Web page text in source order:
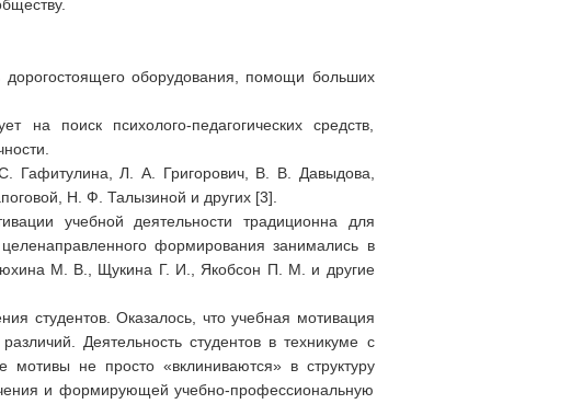
оборудования, помощи больших
поиск психолого-педагогических средств,
Л. А. Григорович, В. В. Давыдова,
Н. Ф. Талызиной и других [3].
учебной деятельности традиционна для
формирования занимались в
М. В., Щукина Г. И., Якобсон П. М. и другие
студентов. Оказалось, что учебная мотивация
Деятельность студентов в техникуме с
не просто «вклиниваются» в структуру
и формирующей учебно-профессиональную